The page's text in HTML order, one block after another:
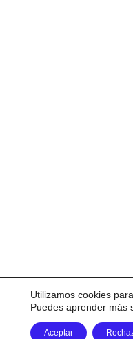
Utilizamos cookies
Puedes aprender más
Aceptar